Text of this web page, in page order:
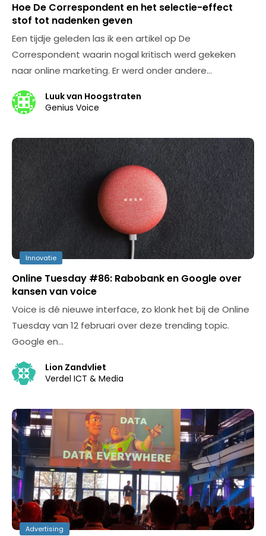
Hoe De Correspondent en het selectie-effect
stof tot nadenken geven
Een tijdje geleden las ik een artikel op De
Correspondent waarin nogal kritisch werd gekeken
naar online marketing. Er werd onder andere…
Luuk van Hoogstraten
Genius Voice
Innovatie
Online Tuesday #86: Rabobank en Google over
kansen van voice
Voice is dé nieuwe interface, zo klonk het bij de Online
Tuesday van 12 februari over deze trending topic.
Google en…
Lion Zandvliet
Verdel ICT & Media
Advertising